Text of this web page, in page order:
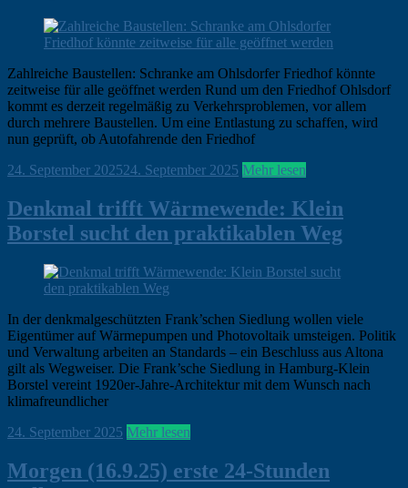
Zahlreiche Baustellen: Schranke am Ohlsdorfer Friedhof könnte
zeitweise für alle geöffnet werden Rund um den Friedhof Ohlsdorf
kommt es derzeit regelmäßig zu Verkehrsproblemen, vor allem
durch mehrere Baustellen. Um eine Entlastung zu schaffen, wird
nun geprüft, ob Autofahrende den Friedhof
ohirte
24. September 202524. September 2025 Hamburg,
Borstel
News
Mehr lesen
Denkmal trifft Wärmewende: Klein
Borstel sucht den praktikablen Weg
In der denkmalgeschützten Frank’schen Siedlung wollen viele
Eigentümer auf Wärmepumpen und Photovoltaik umsteigen. Politik
und Verwaltung arbeiten an Standards – ein Beschluss aus Altona
gilt als Wegweiser. Die Frank’sche Siedlung in Hamburg-Klein
Borstel vereint 1920er-Jahre-Architektur mit dem Wunsch nach
klimafreundlicher
ohirte
24. September 2025 Hamburg,
Borstel
News
Mehr lesen
Morgen (16.9.25) erste 24-Stunden